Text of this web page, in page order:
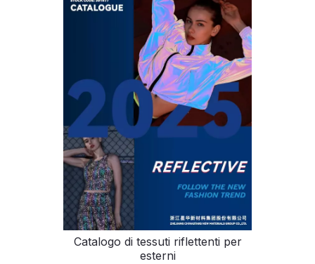
Catalogo di tessuti riflettenti per
esterni